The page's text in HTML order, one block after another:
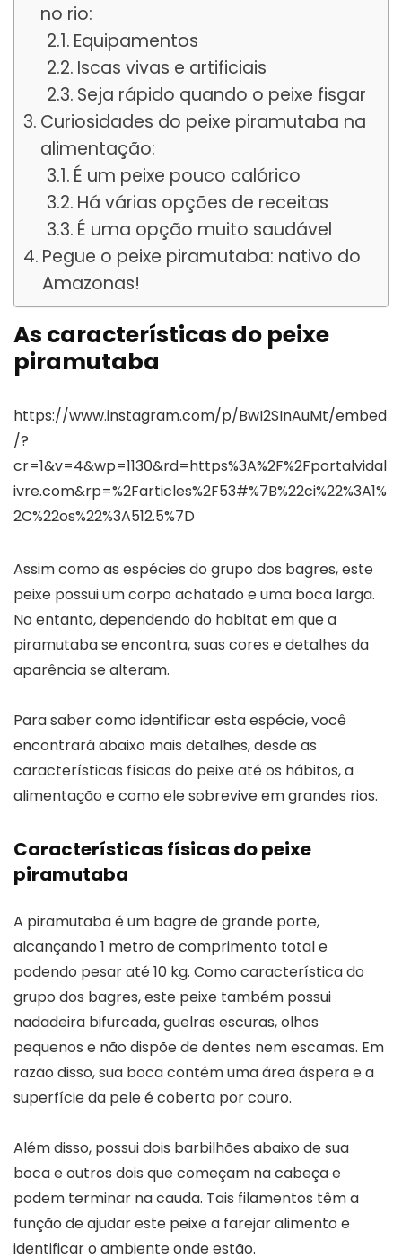
no rio:
Equipamentos
Iscas vivas e artificiais
Seja rápido quando o peixe fisgar
Curiosidades do peixe piramutaba na
alimentação:
É um peixe pouco calórico
Há várias opções de receitas
É uma opção muito saudável
Pegue o peixe piramutaba: nativo do
Amazonas!
As características do peixe
piramutaba
https://www.instagram.com/p/BwI2SInAuMt/embed
/?
cr=1&v=4&wp=1130&rd=https%3A%2F%2Fportalvidal
ivre.com&rp=%2Farticles%2F53#%7B%22ci%22%3A1%
2C%22os%22%3A512.5%7D
Assim como as espécies do grupo dos bagres, este
peixe possui um corpo achatado e uma boca larga.
No entanto, dependendo do habitat em que a
piramutaba se encontra, suas cores e detalhes da
aparência se alteram.
Para saber como identificar esta espécie, você
encontrará abaixo mais detalhes, desde as
características físicas do peixe até os hábitos, a
alimentação e como ele sobrevive em grandes rios.
Características físicas do peixe
piramutaba
A piramutaba é um bagre de grande porte,
alcançando 1 metro de comprimento total e
podendo pesar até 10 kg. Como característica do
grupo dos bagres, este peixe também possui
nadadeira bifurcada, guelras escuras, olhos
pequenos e não dispõe de dentes nem escamas. Em
razão disso, sua boca contém uma área áspera e a
superfície da pele é coberta por couro.
Além disso, possui dois barbilhões abaixo de sua
boca e outros dois que começam na cabeça e
podem terminar na cauda. Tais filamentos têm a
função de ajudar este peixe a farejar alimento e
identificar o ambiente onde estão.